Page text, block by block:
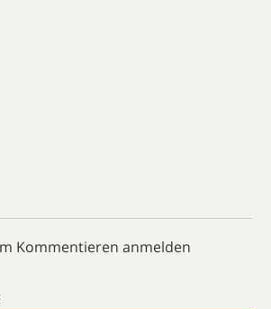
Kommentieren anmelden